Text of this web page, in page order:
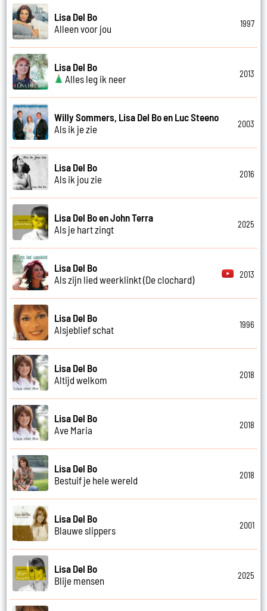
Lisa Del Bo
Alleen voor jou
1997
Lisa Del Bo
Alles leg ik neer
2013
Willy Sommers, Lisa Del Bo en Luc Steeno
Als ik je zie
2003
Lisa Del Bo
Als ik jou zie
2016
Lisa Del Bo en John Terra
Als je hart zingt
2025
Lisa Del Bo
Als zijn lied weerklinkt (De clochard)
2013
Lisa Del Bo
Alsjeblief schat
1996
Lisa Del Bo
Altijd welkom
2018
Lisa Del Bo
Ave Maria
2018
Lisa Del Bo
Bestuif je hele wereld
2018
Lisa Del Bo
Blauwe slippers
2001
Lisa Del Bo
Blije mensen
2025